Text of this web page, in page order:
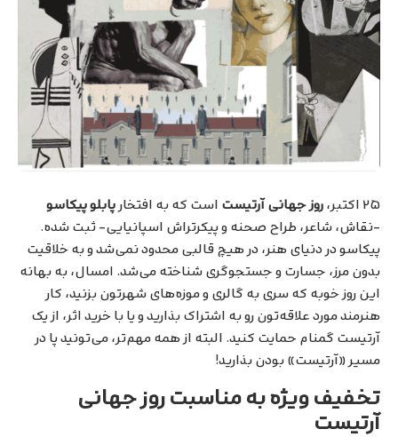
۲۵ اکتبر، روز جهانی آرتیست است که به افتخارپابلو پیکاسو
-نقاش، شاعر، طراح صحنه و پیکرتراش اسپانیایی- ثبت شده.
پیکاسو در دنیای هنر، در هیچ قالبی محدود نمی‌شد و به خلاقیت
بدون‌ مرز، جسارت و جستجوگری شناخته می‌شد. امسال، به بهانه
این روز خوبه که سری به گالری و موزه‌های شهرتون بزنید، کار
هنرمند مورد علاقه‌تون رو به اشتراک بذارید و یا با خرید اثر، از یک
آرتیست گمنام حمایت کنید. البته از همه مهم‌تر، می‌تونید پا در
مسیر «آرتیست» بودن بذارید!
تخفیف ویژه به مناسبت روز جهانی
آرتیست